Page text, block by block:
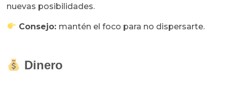
nuevas posibilidades.
Consejo: mantén el foco para no dispersarte.
Dinero